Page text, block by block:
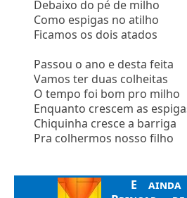
Debaixo do pé de milho
Como espigas no atilho
Ficamos os dois atados
Passou o ano e desta feita
Vamos ter duas colheitas
O tempo foi bom pro milho
Enquanto crescem as
Chiquinha cresce a barriga
Pra colhermos nosso filho
E ainda